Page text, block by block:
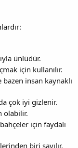
ünlüdür.
için kullanılır.
insan kaynaklı
çok iyi gizlenir.
olabilir.
için faydalı
biri sayılır.